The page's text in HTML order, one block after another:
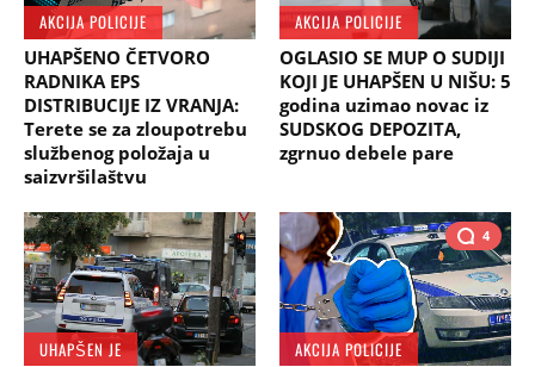
AKCIJA POLICIJE
UHAPŠENO ČETVORO
RADNIKA EPS
DISTRIBUCIJE IZ VRANJA:
Terete se za zloupotrebu
službenog položaja u
saizvršilaštvu
AKCIJA POLICIJE
OGLASIO SE MUP O SUDIJI
KOJI JE UHAPŠEN U NIŠU: 5
godina uzimao novac iz
SUDSKOG DEPOZITA,
zgrnuo debele pare
UHAPŠEN JE
4
AKCIJA POLICIJE